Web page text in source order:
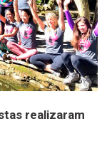
realizaram